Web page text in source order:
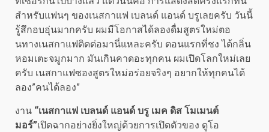
สำหรับแฟนๆ ของเนสกาแฟ เบลนด์ แอนด์ บรูเลยครับ วันนี้
รู้สึกอบอุ่นมากครับ ผมมีโอกาสได้ลองดื่มสูตรใหม่ตอ
นทางเนสกาแฟติดต่อมานี่แหละครับ ตอนแรกที่ชง ได้กลิ่น
หอมเตะจมูกมาก มันเกินคาดอะทุกคน ผมเปิดโลกใหม่เลย
ครับ เนสกาแฟซองสูตรใหม่อร่อยจริงๆ อยากให้ทุกคนได้
ลอง”คนได้ลอง”
งาน “เนสกาแฟ เบลนด์ แอนด์ บรู เมค ดิส โมเมนต์
มอร์”เปิดฉากอย่างยิ่งใหญ่ด้วยการเปิดตัวของ ดูโอ